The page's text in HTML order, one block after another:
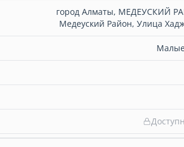
город Алматы, МЕДЕУСКИЙ
Медеуский Район, Улица